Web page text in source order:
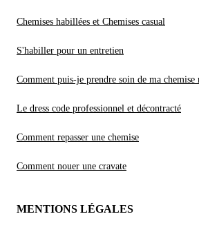
Chemises habillées et Chemises casual
S'habiller pour un entretien
Comment puis-je prendre soin de ma chemise
Le dress code professionnel et décontracté
Comment repasser une chemise
Comment nouer une cravate
MENTIONS LÉGALES